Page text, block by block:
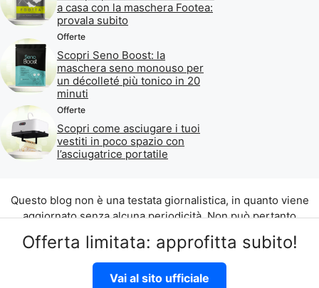
Offerta limitata: approfitta subito!
Vai al sito ufficiale
a casa con la maschera Footea:
provala subito
Offerte
Scopri Seno Boost: la
maschera seno monouso per
un décolleté più tonico in 20
minuti
Offerte
Scopri come asciugare i tuoi
vestiti in poco spazio con
l’asciugatrice portatile
Questo blog non è una testata giornalistica, in quanto viene
aggiornato senza alcuna periodicità. Non può pertanto
del 07.03.2001.
©2026 di Aliados Srl C.da Piana Romana snc, 90010 Lascari
(PA) P.IVA 07262700821